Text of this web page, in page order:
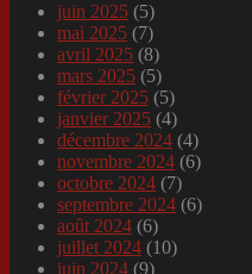
juin 2025 (5)
mai 2025 (7)
avril 2025 (8)
mars 2025 (5)
février 2025 (5)
janvier 2025 (4)
décembre 2024 (4)
novembre 2024 (6)
octobre 2024 (7)
septembre 2024 (6)
août 2024 (6)
juillet 2024 (10)
juin 2024 (9)